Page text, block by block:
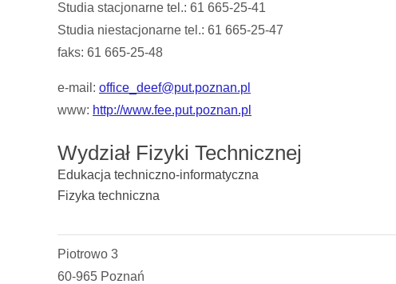
Studia stacjonarne tel.: 61 665-25-41
Studia niestacjonarne tel.: 61 665-25-47
faks: 61 665-25-48
e-mail: office_deef@put.poznan.pl
www: http://www.fee.put.poznan.pl
Wydział Fizyki Technicznej
Edukacja techniczno-informatyczna
Fizyka techniczna
Piotrowo 3
60-965 Poznań